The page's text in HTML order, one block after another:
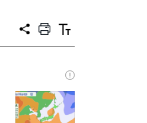
공
프
트
텍
트